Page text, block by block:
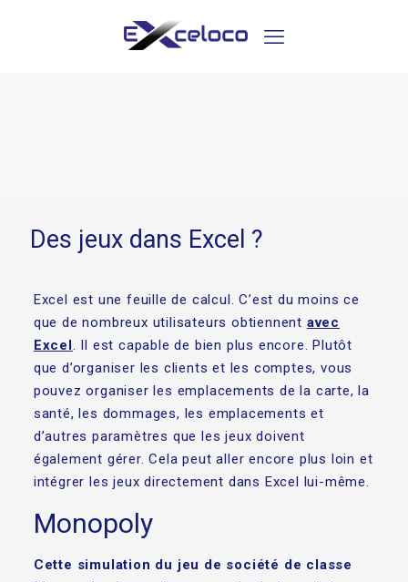
Des jeux dans Excel ?
Excel est une feuille de calcul. C’est du moins ce
que de nombreux utilisateurs obtiennent avec
Excel. Il est capable de bien plus encore. Plutôt
que d’organiser les clients et les comptes, vous
pouvez organiser les emplacements de la carte, la
santé, les dommages, les emplacements et
d’autres paramètres que les jeux doivent
également gérer. Cela peut aller encore plus loin et
intégrer les jeux directement dans Excel lui-même.
Monopoly
Cette simulation du jeu de société de classe